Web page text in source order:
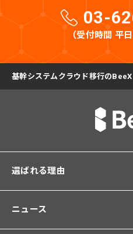
03-
（受付時間 平
基幹システムクラウド移行のBeeX
選ばれる理由
ニュース